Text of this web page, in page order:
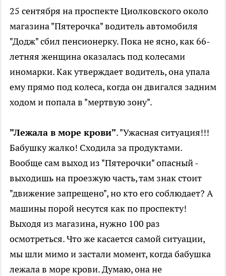
25 сентября на проспекте Циолковского около
магазина "Пятерочка" водитель автомобиля
"Додж" сбил пенсионерку. Пока не ясно, как 66-
летняя женщина оказалась под колесами
иномарки. Как утверждает водитель, она упала
ему прямо под колеса, когда он двигался задним
ходом и попала в "мертвую зону".
"Лежала в море крови". "Ужасная ситуация!!!
Бабушку жалко! Сходила за продуктами.
Вообще сам выход из "Пятерочки" опасный -
выходишь на проезжую часть, там знак стоит
"движение запрещено", но кто его соблюдает? А
машины порой несутся как по проспекту!
Выходя из магазина, нужно 100 раз
осмотреться. Что же касается самой ситуации,
мы шли мимо и застали момент, когда бабушка
лежала в море крови. Думаю, она не